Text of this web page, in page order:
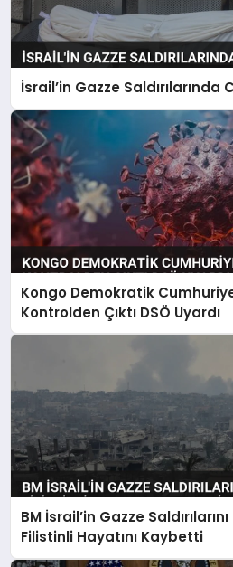
İsrail’in Gazze Saldırılarında
Kongo Demokratik
Kontrolden Çıktı DSÖ Uyardı
BM İsrail’in Gazze
Filistinli Hayatını Kaybetti